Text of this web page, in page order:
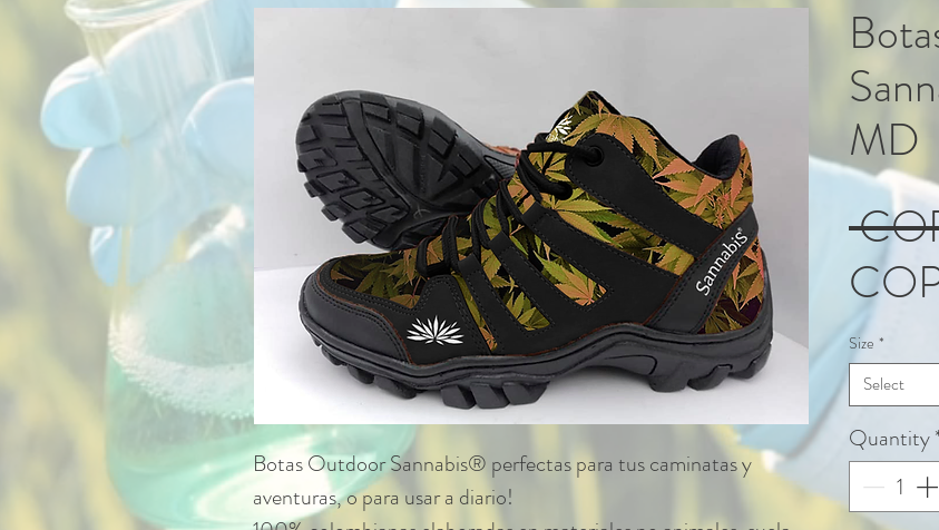
Botas Outdoor Sannabis® perfectas para tus caminatas y
aventuras, o para usar a diario!
MD
Size *
Select
Quantity